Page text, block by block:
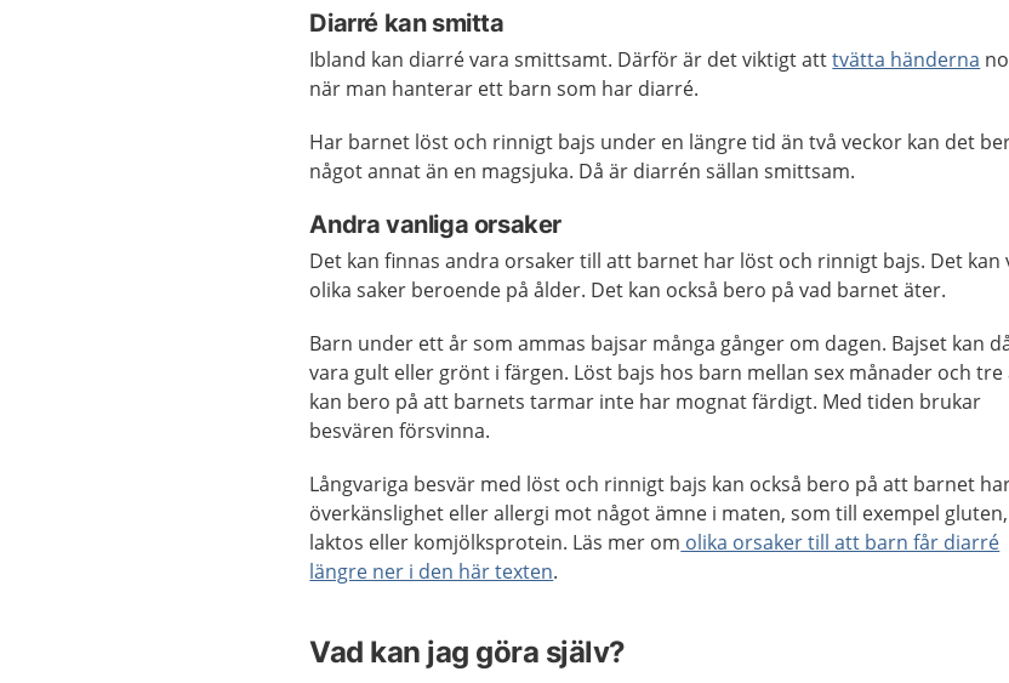
Diarré kan smitta
Ibland kan diarré vara smittsamt. Därför är det viktigt atttvätta händerna
när man hanterar ett barn som har diarré.
Har barnet löst och rinnigt bajs under en längre tid än två veckor kan det
något annat än en magsjuka. Då är diarrén sällan smittsam.
Andra vanliga orsaker
Det kan finnas andra orsaker till att barnet har löst och rinnigt bajs. Det kan
olika saker beroende på ålder. Det kan också bero på vad barnet äter.
Barn under ett år som ammas bajsar många gånger om dagen. Bajset kan
vara gult eller grönt i färgen. Löst bajs hos barn mellan sex månader och tre
kan bero på att barnets tarmar inte har mognat färdigt. Med tiden brukar
besvären försvinna.
Långvariga besvär med löst och rinnigt bajs kan också bero på att barnet
överkänslighet eller allergi mot något ämne i maten, som till exempel gluten,
laktos eller komjölksprotein. Läs mer om olika orsaker till att barn får diarré
längre ner i den här texten.
Vad kan jag göra själv?